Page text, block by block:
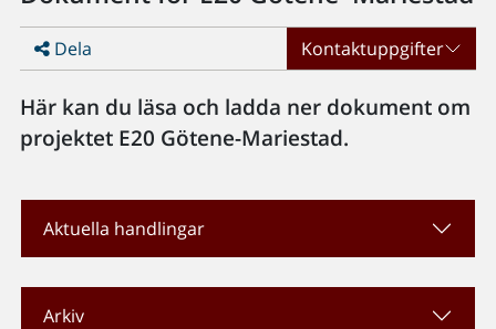
Dela Kontaktuppgifter
Här kan du läsa och ladda ner dokument om
projektet E20 Götene-Mariestad.
Aktuella handlingar
Arkiv